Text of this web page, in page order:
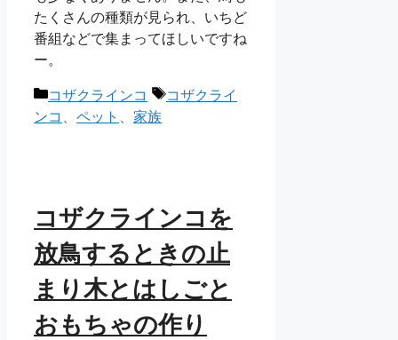
たくさんの種類が見られ、いちど
番組などで集まってほしいですね
ー。
カ
テ
コザクラインコ
タ
コザクライ
ンコ 、 ペット 、 家族
コザクラインコを
放鳥するときの止
まり木とはしごと
おもちゃの作り